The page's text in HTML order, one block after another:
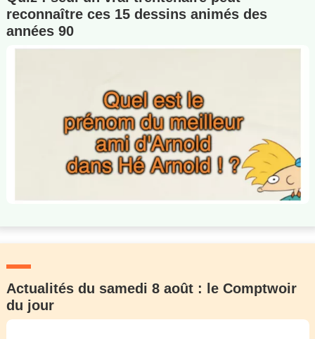
reconnaître ces 15 dessins animés des
années 90
Actualités du samedi 8 août : le Comptwoir
du jour